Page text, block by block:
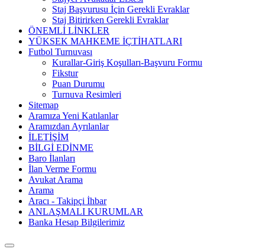
Staj Başvurusu İçin Gerekli Evraklar
Staj Bitirirken Gerekli Evraklar
ÖNEMLİ LİNKLER
YÜKSEK MAHKEME İÇTİHATLARI
Futbol Turnuvası
Kurallar-Giriş Koşulları-Başvuru Formu
Fikstur
Puan Durumu
Turnuva Resimleri
Sitemap
Aramıza Yeni Katılanlar
Aramızdan Ayrılanlar
İLETİŞİM
BİLGİ EDİNME
Baro İlanları
İlan Verme Formu
Avukat Arama
Arama
Aracı - Takipçi İhbar
ANLAŞMALI KURUMLAR
Banka Hesap Bilgilerimiz